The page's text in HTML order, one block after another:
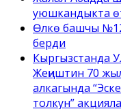
уюшкандыкта
Өлкө башчы
берди
Кыргызстанда
Жеңиштин 70
алкагында
толкун”